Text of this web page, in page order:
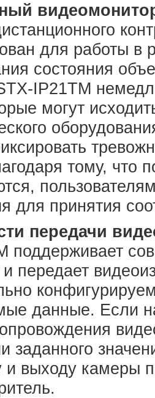
для работы
состояния
IP21TM
могут
тому, что
для принятия
передачи
поддерживает
передает
данные. Если
заданного
и выходу камеры